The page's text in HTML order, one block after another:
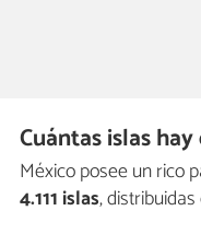
Cuántas islas
México posee un rico
4.111 islas,